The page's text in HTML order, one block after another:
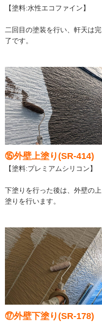
【塗料:水性エコファイン】
二回目の塗装を行い、軒天は完
了です。
⑮外壁上塗り(SR-414)
【塗料:プレミアムシリコン】
下塗りを行った後は、外壁の上
塗りを行います。
⑰外壁下塗り(SR-178)